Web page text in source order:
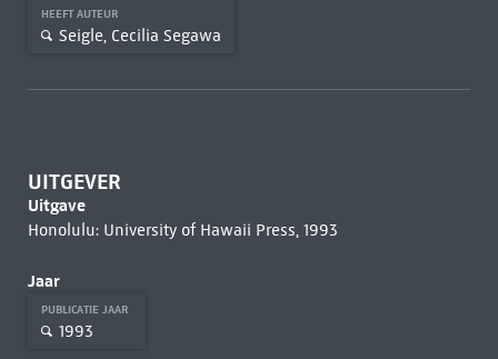
HEEFT AUTEUR
Seigle, Cecilia Segawa
UITGEVER
Uitgave
Honolulu: University of Hawaii Press, 1993
Jaar
PUBLICATIE JAAR
1993